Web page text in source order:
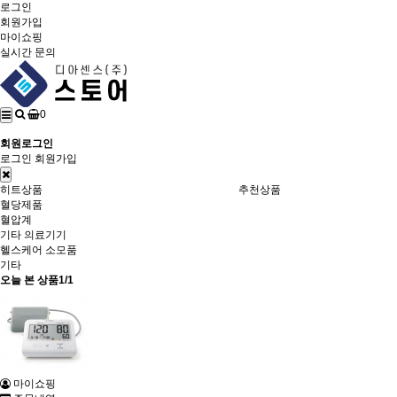
로그인
회원가입
마이쇼핑
실시간 문의
0
회원로그인
로그인 회원가입
히트상품 추천상품
혈당제품
혈압계
기타 의료기기
헬스케어 소모품
기타
오늘 본 상품1/1
마이쇼핑